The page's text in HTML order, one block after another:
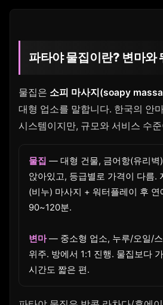
파타야 물집이란? 변마와
물집은 소피 마사지(soapy
대형 업소를 말합니다. 한국의 안
시스템이지만, 규모와 서비스 수
물집 — 대형 건물, 금어항(유리벽)
앉아있고, 등급별로 가격이 다름.
(비누) 마사지 + 워터플레이 후 연
90~120분.
변마— 중소형 업소, 누루/오일/스
위주. 방에서 1:1 진행. 물집보다
시간도 짧은 편.